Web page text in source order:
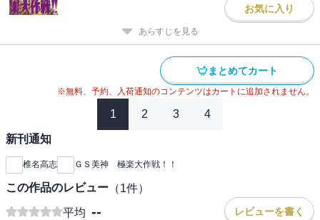
お気に入り
あらすじを見る
まとめてカート
※無料、予約、入荷通知のコンテンツはカートに追加されません。
1 2 3 4
新刊通知
椎名高志 ＧＳ美神 極楽大作戦！！
この作品のレビュー （1件）
平均 -- レビューを書く